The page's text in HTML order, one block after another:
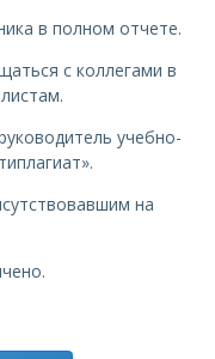
в полном отчете.
с коллегами в
учебно-
на